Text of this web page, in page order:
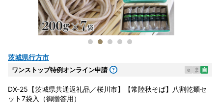
茨城県行方市
ワンストップ特例オンライン申請 e ま 自
DX-25【茨城県共通返礼品／桜川市】【常陸秋そば】八割乾麺セ
ット7袋入（御贈答用）